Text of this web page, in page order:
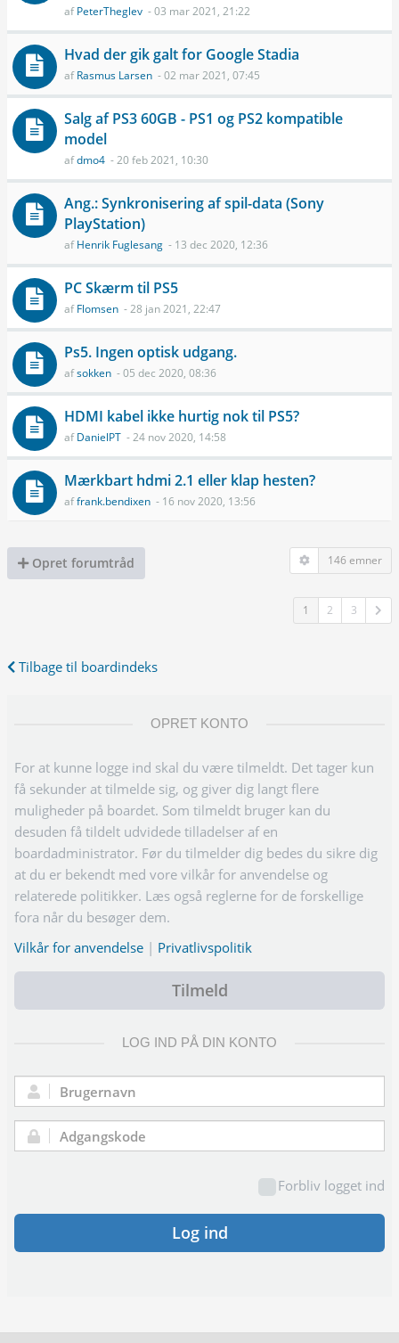
afPeterTheglev - 03 mar 2021, 21:22
Hvad der gik galt for Google Stadia
afRasmus Larsen - 02 mar 2021, 07:45
Salg af PS3 60GB - PS1 og PS2 kompatible
model
afdmo4 - 20 feb 2021, 10:30
Ang.: Synkronisering af spil-data (Sony
PlayStation)
afHenrik Fuglesang - 13 dec 2020, 12:36
PC Skærm til PS5
afFlomsen - 28 jan 2021, 22:47
Ps5. Ingen optisk udgang.
afsokken - 05 dec 2020, 08:36
HDMI kabel ikke hurtig nok til PS5?
afDanielPT - 24 nov 2020, 14:58
Mærkbart hdmi 2.1 eller klap hesten?
affrank.bendixen - 16 nov 2020, 13:56
Opret forumtråd 146 emner
1 2 3
Tilbage til boardindeks
OPRET KONTO
For at kunne logge ind skal du være tilmeldt. Det tager kun
få sekunder at tilmelde sig, og giver dig langt flere
muligheder på boardet. Som tilmeldt bruger kan du
desuden få tildelt udvidede tilladelser af en
boardadministrator. Før du tilmelder dig bedes du sikre dig
at du er bekendt med vore vilkår for anvendelse og
relaterede politikker. Læs også reglerne for de forskellige
fora når du besøger dem.
Vilkår for anvendelse | Privatlivspolitik
Tilmeld
LOG IND PÅ DIN KONTO
Brugernavn:
Adgangskode:
Forbliv logget ind
Log ind